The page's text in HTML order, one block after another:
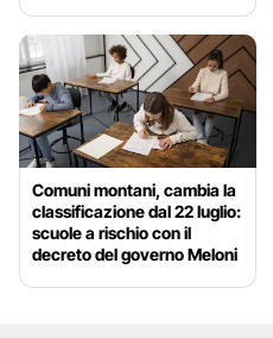
Comuni montani, cambia la
classificazione dal 22 luglio:
scuole a rischio con il
decreto del governo Meloni